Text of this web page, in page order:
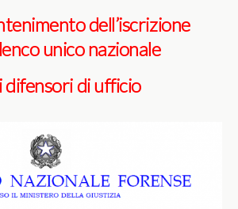
dell’iscrizione
unico nazionale
difensori di ufficio